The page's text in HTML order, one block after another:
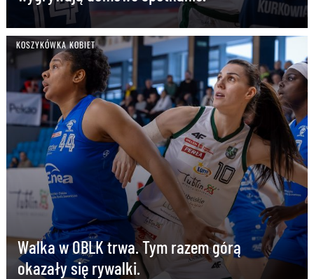
KOSZYKÓWKA KOBIET
Walka w OBLK trwa. Tym razem górą
okazały się rywalki.